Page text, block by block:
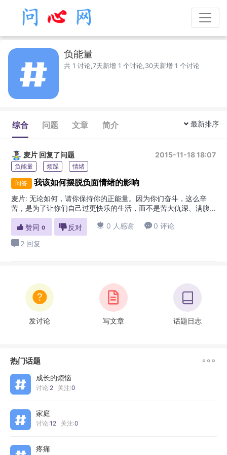
负能量
共 1 讨论,7天新增 1 个讨论,30天新增 1 个讨论
综合 问题 文章 简介 最新排序
麦片 回复了问题 2015-11-18 18:07
负能量 烦躁 情绪
问答 我该如何摆脱负面情绪的影响
麦片: 无论如何，请你保持你的正能量。因为你们奋斗，这么辛
苦，是为了让你们自己过更快乐的生活，而不是苦大仇深、满腹
牢骚的日子。而且还是为了给孩子一个好的环境，而不是一个父
母天天吵架的环境。所以，当你感觉到自己没有力量的时候，请
闭上眼，想想，这么辛苦是为了什么？想想，当初是为了什么出
发。 上面是给你自己加...
 赞同 0  反对  0 人感谢  0 评论
2 回复
发讨论 写文章 话题日志
热门话题 
成长的烦恼
讨论:2 关注:0
家庭
讨论:12 关注:0
疼痛